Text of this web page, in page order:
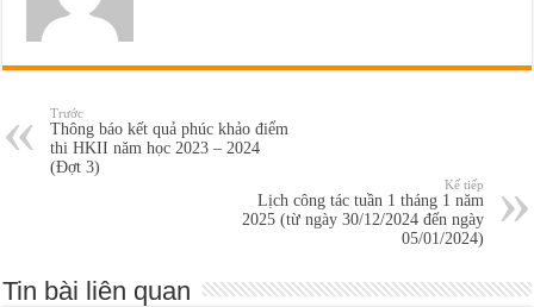
Trước
Thông báo kết quả phúc khảo điểm
thi HKII năm học 2023 – 2024
(Đợt 3)
Kế tiếp
Lịch công tác tuần 1 tháng 1 năm
2025 (từ ngày 30/12/2024 đến ngày
05/01/2024)
Tin bài liên quan